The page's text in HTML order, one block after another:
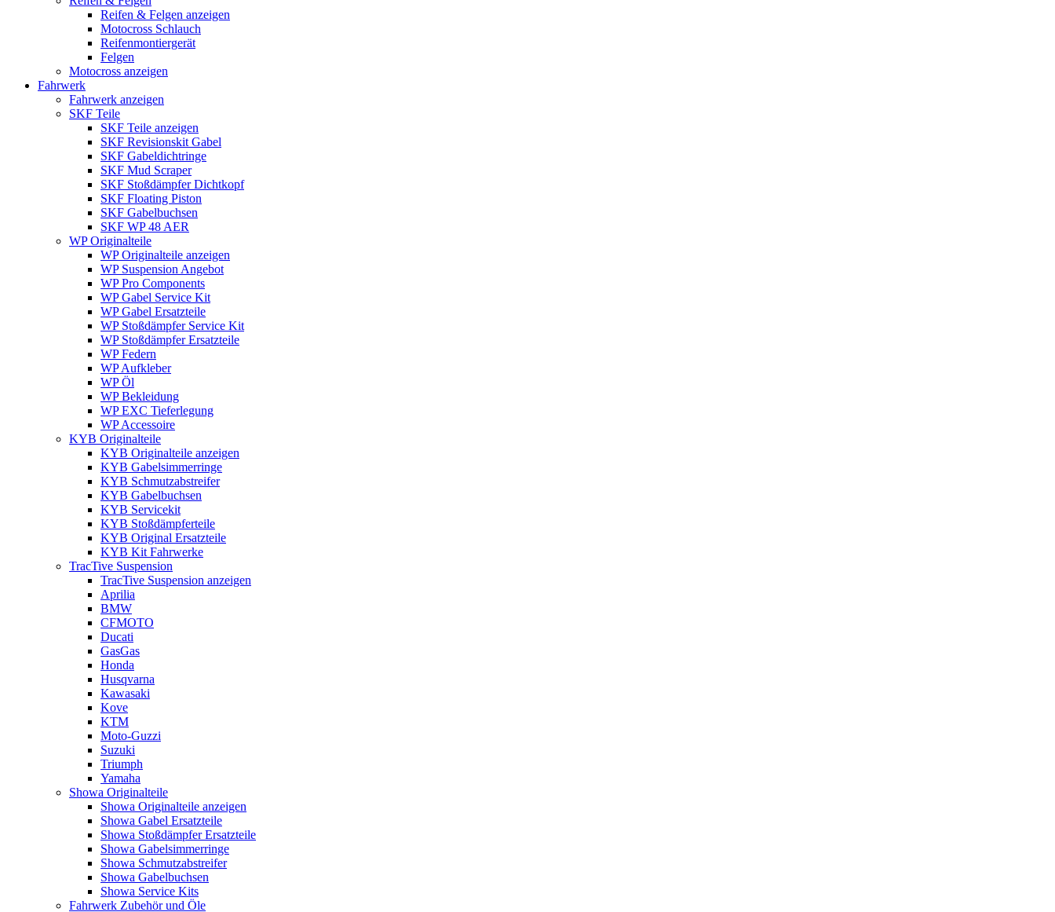
Reifen & Felgen anzeigen
Motocross Schlauch
Reifenmontiergerät
Felgen
Motocross anzeigen
Fahrwerk
Fahrwerk anzeigen
SKF Teile
SKF Teile anzeigen
SKF Revisionskit Gabel
SKF Gabeldichtringe
SKF Mud Scraper
SKF Stoßdämpfer Dichtkopf
SKF Floating Piston
SKF Gabelbuchsen
SKF WP 48 AER
WP Originalteile
WP Originalteile anzeigen
WP Suspension Angebot
WP Pro Components
WP Gabel Service Kit
WP Gabel Ersatzteile
WP Stoßdämpfer Service Kit
WP Stoßdämpfer Ersatzteile
WP Federn
WP Aufkleber
WP Öl
WP Bekleidung
WP EXC Tieferlegung
WP Accessoire
KYB Originalteile
KYB Originalteile anzeigen
KYB Gabelsimmerringe
KYB Schmutzabstreifer
KYB Gabelbuchsen
KYB Servicekit
KYB Stoßdämpferteile
KYB Original Ersatzteile
KYB Kit Fahrwerke
TracTive Suspension
TracTive Suspension anzeigen
Aprilia
BMW
CFMOTO
Ducati
GasGas
Honda
Husqvarna
Kawasaki
Kove
KTM
Moto-Guzzi
Suzuki
Triumph
Yamaha
Showa Originalteile
Showa Originalteile anzeigen
Showa Gabel Ersatzteile
Showa Stoßdämpfer Ersatzteile
Showa Gabelsimmerringe
Showa Schmutzabstreifer
Showa Gabelbuchsen
Showa Service Kits
Fahrwerk Zubehör und Öle